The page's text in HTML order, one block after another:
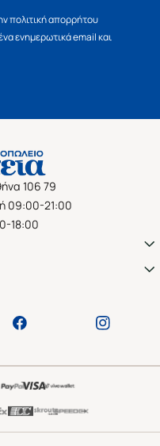
πολιτική απορρήτου
ενημερωτικά email και
106 79
09:00-21:00
18:00